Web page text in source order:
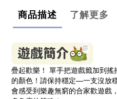
商品描述 了解更多
疊起歡樂！ 單手把遊戲籤加到
的顏色！請保持穩定—一支沒放
會感受到樂趣無窮的合家歡遊戲